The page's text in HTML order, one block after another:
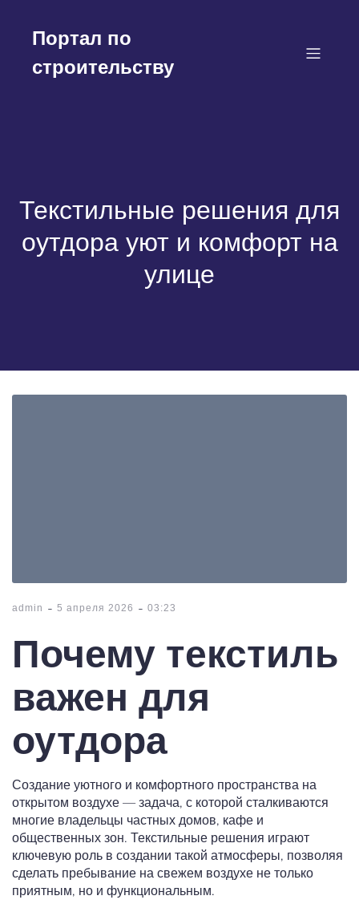
содержимому
Портал по
строительству
Текстильные решения для
оутдора уют и комфорт на
улице
admin - 5 апреля 2026 - 03:23
Почему текстиль
важен для
оутдора
Создание уютного и комфортного пространства на
открытом воздухе — задача, с которой сталкиваются
многие владельцы частных домов, кафе и
общественных зон. Текстильные решения играют
ключевую роль в создании такой атмосферы, позволяя
сделать пребывание на свежем воздухе не только
приятным, но и функциональным.